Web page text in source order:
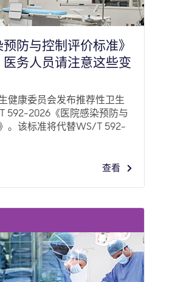
预防与控制评价标准》
医务人员请注意这些变
健康委员会发布推荐性卫生
592-2026《医院感染预防与
。该标准将代替WS/T 592-
查看